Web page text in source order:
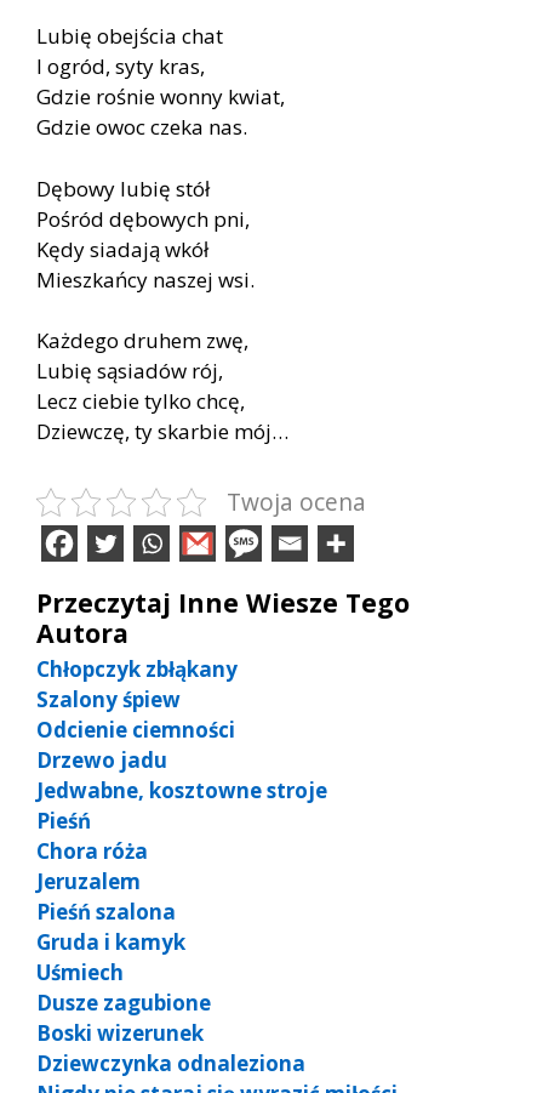
Lubię obejścia chat
I ogród, syty kras,
Gdzie rośnie wonny kwiat,
Gdzie owoc czeka nas.
Dębowy lubię stół
Pośród dębowych pni,
Kędy siadają wkół
Mieszkańcy naszej wsi.
Każdego druhem zwę,
Lubię sąsiadów rój,
Lecz ciebie tylko chcę,
Dziewczę, ty skarbie mój…
Twoja ocena
Przeczytaj Inne Wiesze Tego
Autora
Chłopczyk zbłąkany
Szalony śpiew
Odcienie ciemności
Drzewo jadu
Jedwabne, kosztowne stroje
Pieśń
Chora róża
Jeruzalem
Pieśń szalona
Gruda i kamyk
Uśmiech
Dusze zagubione
Boski wizerunek
Dziewczynka odnaleziona